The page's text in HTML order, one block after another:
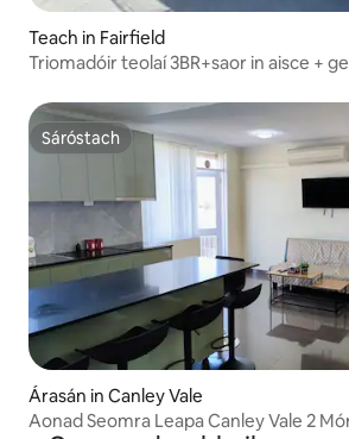
Teach in Fairfield
Triomadóir teolaí 3BR+saor in aisce +
Sáróstach
Sáróstach
Árasán in Canley Vale
Aonad Seomra Leapa Canley Vale 2